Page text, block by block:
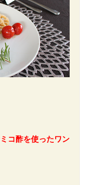
コ酢を使ったワン